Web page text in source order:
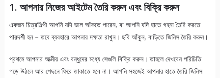
1. আপনার নিজের আইটেম তৈরি করুন এবং বিক্রি করুন
একজন চিত্রশিল্পী আপনি যদি ভাল আঁকতে পারেন, বা আপনি যদি হাতে গহনা তৈরি করতে
পারদর্শী হন – তবে ব্যবহারে আপনার দক্ষতা রাখুন। ছবি আঁকুন, বাড়িতে জিনিস তৈরি করুন।
প্রথমে আপনার আত্মীয় এবং বন্ধুদের মধ্যে সেগুলি বিক্রি করুন। তাহলে দেখবেন পরিচিতি
গড়ে উঠলে আর পেছনে ফিরে তাকাতে হবে না। আপনি সহজেই আপনার হাতে তৈরি জিনিস